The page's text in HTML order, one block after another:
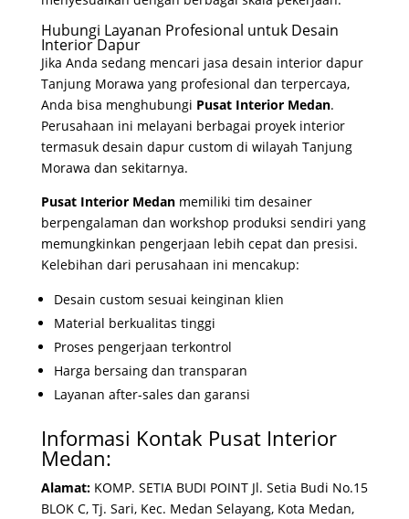
Hubungi Layanan Profesional untuk Desain
Interior Dapur
Jika Anda sedang mencari jasa desain interior dapur
Tanjung Morawa yang profesional dan terpercaya,
Anda bisa menghubungi Pusat Interior Medan.
Perusahaan ini melayani berbagai proyek interior
termasuk desain dapur custom di wilayah Tanjung
Morawa dan sekitarnya.
Pusat Interior Medanmemiliki tim desainer
berpengalaman dan workshop produksi sendiri yang
memungkinkan pengerjaan lebih cepat dan presisi.
Kelebihan dari perusahaan ini mencakup:
Desain custom sesuai keinginan klien
Material berkualitas tinggi
Proses pengerjaan terkontrol
Harga bersaing dan transparan
Layanan after-sales dan garansi
Informasi Kontak Pusat Interior
Medan:
Alamat:KOMP. SETIA BUDI POINT Jl. Setia Budi No.15
BLOK C, Tj. Sari, Kec. Medan Selayang, Kota Medan,